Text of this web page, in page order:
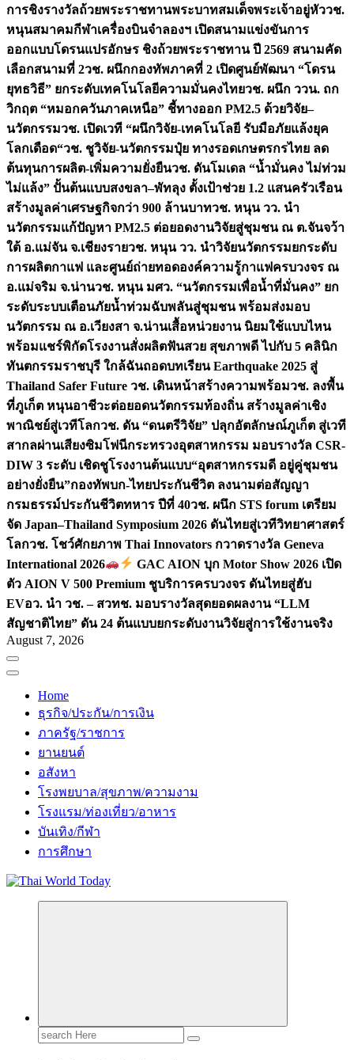
การชิงรางวัลถ้วยพระราชทานพระบาทสมเด็จพระเจ้าอยู่หัววช.
หนุนสมาคมกีฬาเครื่องบินจำลองฯ เปิดสนามแข่งขันการ
ออกแบบโดรนแปรอักษร ชิงถ้วยพระราชทาน ปี 2569 สนามคัด
เลือกสนามที่ 2วช. ผนึกกองทัพภาคที่ 2 เปิดศูนย์พัฒนา “โดรน
ยุทธวิธี” ยกระดับเทคโนโลยีความมั่นคงไทยวช. ผนึก ววน. ถก
วิกฤต “หมอกควันภาคเหนือ” ชี้ทางออก PM2.5 ด้วยวิจัย–
นวัตกรรมวช. เปิดเวที “ผนึกวิจัย-เทคโนโลยี รับมือภัยแล้งยุค
โลกเดือด“วช. ชูวิจัย-นวัตกรรมปุ๋ย ทางรอดเกษตรกรไทย ลด
ต้นทุนการผลิต-เพิ่มความยั่งยืนวช. ดันโมเดล “น้ำมั่นคง ไม่ท่วม
ไม่แล้ง” ปั้นต้นแบบสงขลา–พัทลุง ตั้งเป้าช่วย 1.2 แสนครัวเรือน
สร้างมูลค่าเศรษฐกิจกว่า 900 ล้านบาทวช. หนุน วว. นำ
นวัตกรรมแก้ปัญหา PM2.5 ต่อยอดงานวิจัยสู่ชุมชน ณ ต.จันจว้า
ใต้ อ.แม่จัน จ.เชียงรายวช. หนุน วว. นำวิจัยนวัตกรรมยกระดับ
การผลิตกาแฟ และศูนย์ถ่ายทอดองค์ความรู้กาแฟครบวงจร ณ
อ.แม่จริม จ.น่านวช. หนุน มศว. “นวัตกรรมเพื่อน้ำที่มั่นคง” ยก
ระดับระบบเตือนภัยน้ำท่วมฉับพลันสู่ชุมชน พร้อมส่งมอบ
นวัตกรรม ณ อ.เวียงสา จ.น่านเสื้อหน่วยงาน นิยมใช้แบบไหน
พร้อมแชร์พิกัดโรงงานสั่งผลิตฟันสวย สุขภาพดี ไปกับ 5 คลินิก
ทันตกรรมราชบุรี ใกล้ฉันถอดบทเรียน Earthquake 2025 สู่
Thailand Safer Future วช. เดินหน้าสร้างความพร้อมวช. ลงพื้น
ที่ภูเก็ต หนุนอาชีวะต่อยอดนวัตกรรมท้องถิ่น สร้างมูลค่าเชิง
พาณิชย์สู่เวทีโลกวช. ดัน “ดนตรีวิจัย” ปลุกอัตลักษณ์ภูเก็ต สู่เวที
สากลผ่านเสียงซิมโฟนีกระทรวงอุตสาหกรรม มอบรางวัล CSR-
DIW 3 ระดับ เชิดชูโรงงานต้นแบบ“อุตสาหกรรมดี อยู่คู่ชุมชน
อย่างยั่งยืน”กองทัพบก-ไทยประกันชีวิต ลงนามต่อสัญญา
กรมธรรม์ประกันชีวิตทหาร ปีที่ 40วช. ผนึก STS forum เตรียม
จัด Japan–Thailand Symposium 2026 ดันไทยสู่เวทีวิทยาศาสตร์
โลกวช. โชว์ศักยภาพ Thai Innovators กวาดรางวัล Geneva
International 2026
GAC AION บุก Motor Show 2026 เปิด
ตัว AION V 500 Premium ชูบริการครบวงจร ดันไทยสู่ฮับ
EVอว. นำ วช. – สวทช. มอบรางวัลสุดยอดผลงาน “LLM
สัญชาติไทย” ดัน 24 ต้นแบบยกระดับงานวิจัยสู่การใช้งานจริง
August 7, 2026
Home
ธุรกิจ/ประกัน/การเงิน
ภาครัฐ/ราชการ
ยานยนต์
อสังหา
โรงพยบาล/สุขภาพ/ความงาม
โรงแรม/ท่องเที่ยว/อาหาร
บันเทิง/กีฬา
การศึกษา
Search
for: